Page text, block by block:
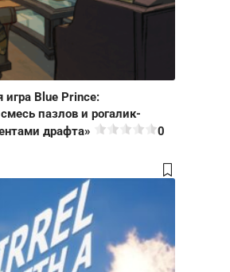
игра Blue Prince:
пазлов и рогалик-
драфта»
0